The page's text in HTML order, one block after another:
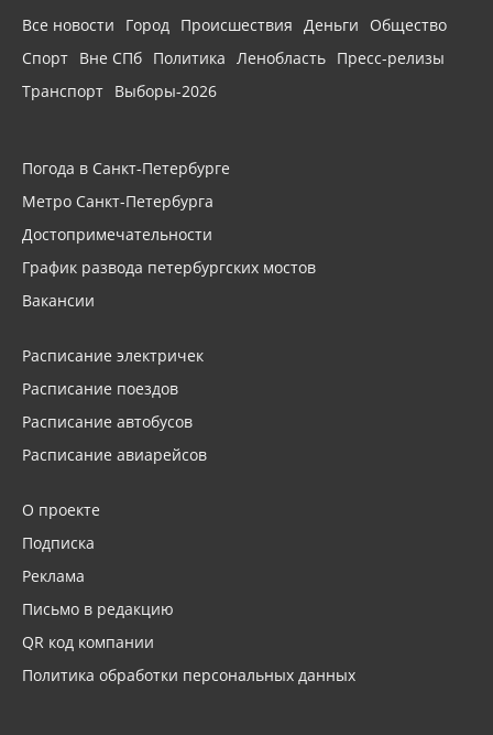
Все новости Город Происшествия Деньги
Общество
Спорт Вне СПб Политика Ленобласть Пресс-релизы
Транспорт Выборы-2026
Погода в Санкт-Петербурге
Метро Санкт-Петербурга
Достопримечательности
График развода петербургских мостов
Вакансии
Расписание электричек
Расписание поездов
Расписание автобусов
Расписание авиарейсов
О проекте
Подписка
Реклама
Письмо в редакцию
QR код компании
Политика обработки персональных данных